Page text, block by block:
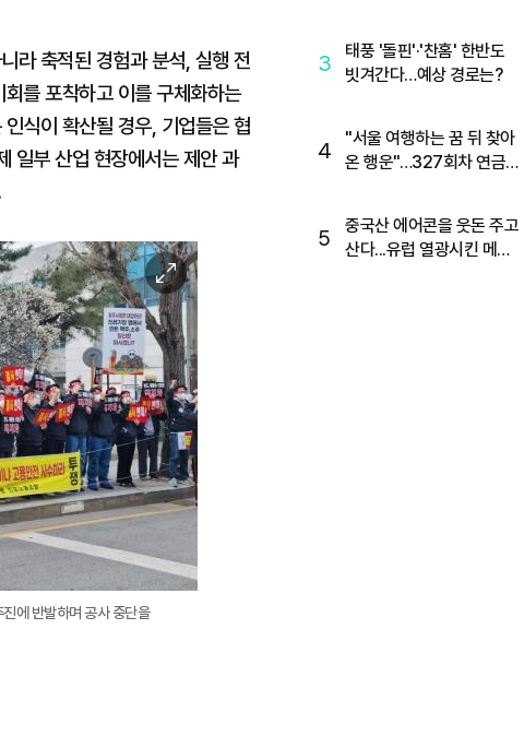
라 축적된 경험과 분석, 실행 전
를 포착하고 이를 구체화하는
식이 확산될 경우, 기업들은 협
일부 산업 현장에서는 제안 과
이
미
지
확
대
에 반발하며 공사 중단을
3
태풍 '돌핀'·'찬홈' 한반도
빗겨간다…예상 경로는?
4
"서울 여행하는 꿈 뒤 찾아
온 행운"…327회차 연금
5
중국산 에어콘을 웃돈 주고
산다...유럽 열광시킨 메이